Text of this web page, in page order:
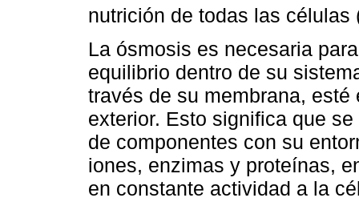
nutrición de todas las células
La ósmosis es necesaria
equilibrio dentro de su
través de su membrana,
exterior. Esto significa que
de componentes con su
iones, enzimas y proteínas,
en constante actividad a la